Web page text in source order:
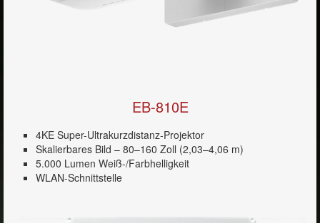
EB-810E
4KE Super-Ultrakurzdistanz-Projektor
Skalierbares Bild – 80–160 Zoll (2,03–4,06 m)
5.000 Lumen Weiß-/Farbhelligkeit
WLAN-Schnittstelle